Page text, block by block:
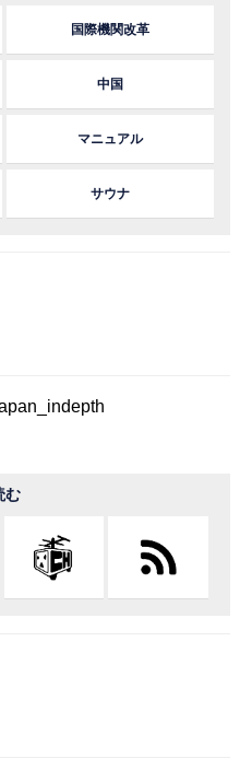
国際機関改革
中国
マニュアル
サウナ
む